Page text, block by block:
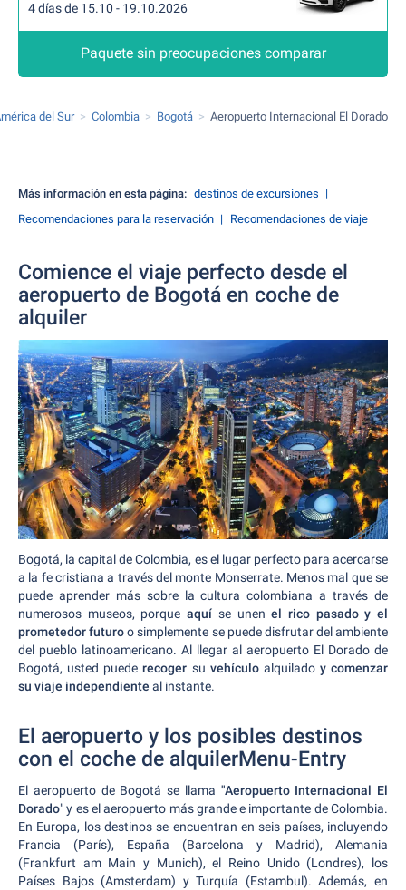
4 días de 15.10 - 19.10.2026
Paquete sin preocupaciones comparar
del Sur Colombia Bogotá Aeropuerto Internacional El Dorado
Más información en esta página: destinos de excursiones
Recomendaciones para la reservación
Recomendaciones de viaje
Comience el viaje perfecto desde el
aeropuerto de Bogotá en coche de
alquiler
Bogotá, la capital de Colombia, es el lugar perfecto para acercarse
a la fe cristiana a través del monte Monserrate. Menos mal que se
puede aprender más sobre la cultura colombiana a través de
numerosos museos, porqueaquí se unenel rico pasado y el
prometedor futuroo simplemente se puede disfrutar del ambiente
del pueblo latinoamericano. Al llegar al aeropuerto El Dorado de
Bogotá, usted puederecoger su vehículoalquilado y comenzar
su viaje independiente al instante.
El aeropuerto y los posibles destinos
con el coche de alquilerMenu-Entry
El aeropuerto de Bogotá se llama "Aeropuerto Internacional El
Dorado" y es el aeropuerto más grande e importante de Colombia.
En Europa, los destinos se encuentran en seis países, incluyendo
Francia (París), España (Barcelona y Madrid), Alemania
(Frankfurt am Main y Munich), el Reino Unido (Londres), los
Países Bajos (Amsterdam) y Turquía (Estambul). Además, en